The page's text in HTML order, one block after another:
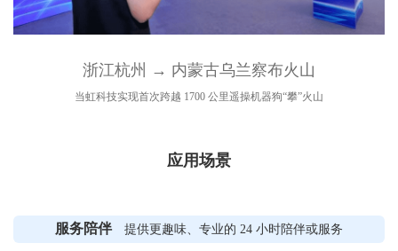
浙江杭州 → 内蒙古乌兰察布火山
当虹科技实现首次跨越 1700 公里遥操机器狗“攀”火山
应用场景
服务陪伴 提供更趣味、专业的 24 小时陪伴或服务